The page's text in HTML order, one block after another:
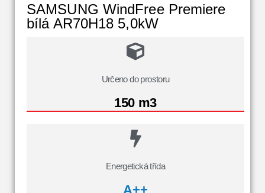
SAMSUNG WindFree Premiere
bílá AR70H18 5,0kW
Určeno do prostoru
150 m3
Energetická třída
A++